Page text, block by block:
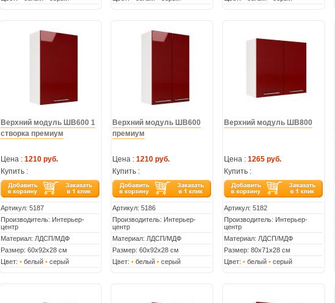
Верхний модуль ШВ600 1
створка премиум
Цена : 1210 руб.
Купить :
Артикул: 5187
Производитель: Интерьер-
центр
Материал: ЛДСП/МДФ
Размер: 60х92х28 см
Цвет: •белый •серый
Верхний модуль ШВ600
премиум
Цена : 1210 руб.
Купить :
Артикул: 5186
Производитель: Интерьер-
центр
Материал: ЛДСП/МДФ
Размер: 60х92х28 см
Цвет: •белый •серый
Верхний модуль ШВ800
Цена : 1265 руб.
Купить :
Артикул: 5182
Производитель: Интерьер-
центр
Материал: ЛДСП/МДФ
Размер: 80х71х28 см
Цвет: •белый •серый